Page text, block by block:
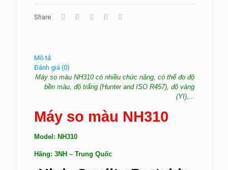
Share
Mô tả
Đánh giá (0)
Máy so màu NH310 có nhiều chức năng, có thể đo độ
bền màu, độ trắng (Hunter and ISO R457), độ vàng
(YI),...
Máy so màu NH310
Model: NH310
Hãng: 3NH – Trung Quốc